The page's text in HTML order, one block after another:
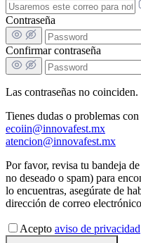
Contraseña
Confirmar contraseña
Las contraseñas no coinciden.
Tienes dudas o problemas
ecoiin@innovafest.mx
atencion@innovafest.mx
Por favor, revisa tu bandeja
no deseado o spam) para
lo encuentras, asegúrate de
dirección de correo
Acepto aviso de privacidad